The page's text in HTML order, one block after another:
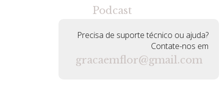
Podcast
Precisa de suporte técnico ou ajuda?
Contate-nos em
gracaemflor@gmail.com